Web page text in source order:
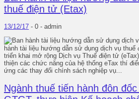
thuế điện tử (Etax)
13/12/17 - 0 - admin
hành tài liệu hướng dẫn sử dụng dịch vụ
triển khai mở rộng Dịch vụ Thuế điện tử
thiện các chức năng của hệ thống eTax thí
ứng các thay đổi chính sách nghiệp vụ...
Ngành thuế tiến hành đôn